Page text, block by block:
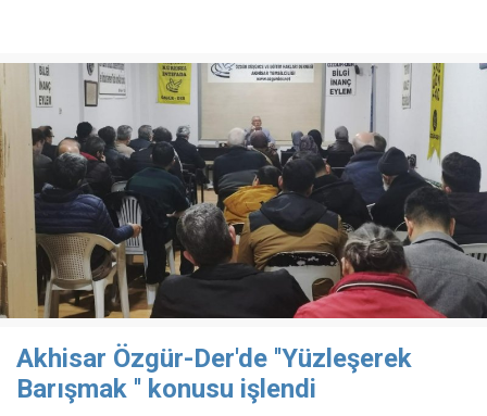
Akhisar Özgür-Der'de ''Yüzleşerek
Barışmak '' konusu işlendi